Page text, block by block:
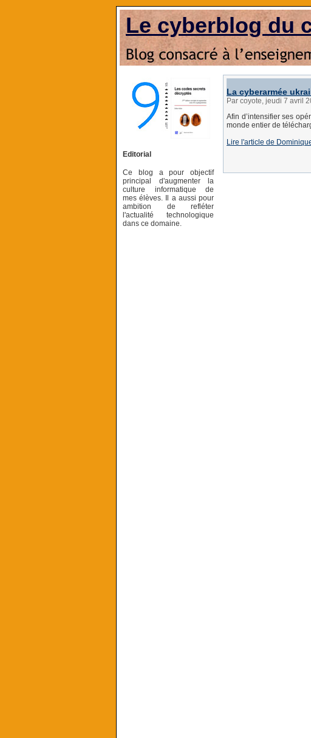
Le cyberblog du
Editorial
Ce blog a pour objectif
principal d'augmenter la
culture informatique de
mes élèves. Il a aussi pour
ambition de refléter
l'actualité technologique
dans ce domaine.
La cyberarmée
Par coyote, jeudi 7 avril
Afin d’intensifier ses
monde entier de
Lire l'article de